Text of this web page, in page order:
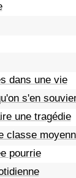
dans une vie
s'en
une tragédie
classe
pourrie